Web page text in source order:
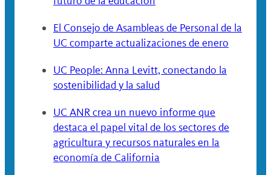
El Consejo de Asambleas de Personal de la
UC comparte actualizaciones de enero
UC People: Anna Levitt, conectando la
sostenibilidad y la salud
UC ANR crea un nuevo informe que
destaca el papel vital de los sectores de
agricultura y recursos naturales en la
economía de California